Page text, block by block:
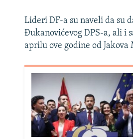
Lideri DF-a su naveli da su
Đukanovićevog DPS-a, ali i
aprilu ove godine od Jakova